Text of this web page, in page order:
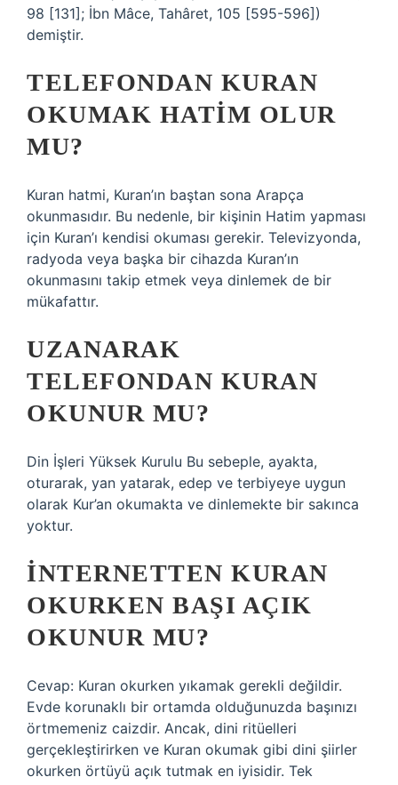
98 [131]; İbn Mâce, Tahâret, 105 [595-596])
demiştir.
TELEFONDAN KURAN
OKUMAK HATIM OLUR
MU?
Kuran hatmi, Kuran’ın baştan sona Arapça
okunmasıdır. Bu nedenle, bir kişinin Hatim yapması
için Kuran’ı kendisi okuması gerekir. Televizyonda,
radyoda veya başka bir cihazda Kuran’ın
okunmasını takip etmek veya dinlemek de bir
mükafattır.
UZANARAK
TELEFONDAN KURAN
OKUNUR MU?
Din İşleri Yüksek Kurulu Bu sebeple, ayakta,
oturarak, yan yatarak, edep ve terbiyeye uygun
olarak Kur’an okumakta ve dinlemekte bir sakınca
yoktur.
İNTERNETTEN KURAN
OKURKEN BAŞI AÇIK
OKUNUR MU?
Cevap: Kuran okurken yıkamak gerekli değildir.
Evde korunaklı bir ortamda olduğunuzda başınızı
örtmemeniz caizdir. Ancak, dini ritüelleri
gerçekleştirirken ve Kuran okumak gibi dini şiirler
okurken örtüyü açık tutmak en iyisidir. Tek